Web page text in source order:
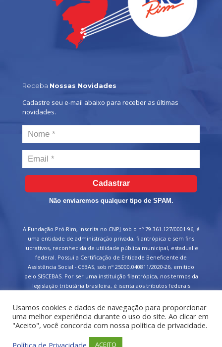
Receba Nossas Novidades
Cadastre seu e-mail abaixo para receber as últimas
novidades.
Cadastrar
Não enviaremos qualquer tipo de SPAM.
A Fundação Pró-Rim, inscrita no CNPJ sob o nº 79.361.127/0001-96, é
uma entidade de administração privada, filantrópica e sem fins
lucrativos, reconhecida de utilidade pública municipal, estadual e
federal. Possui a Certificação de Entidade Beneficente de
Assistência Social - CEBAS, sob nº 25000.040811/2020-26, emitido
pelo SISCEBAS. Por ser uma instituição filantrópica, nos termos da
legislação tributária brasileira, é isenta aos tributos federais
Usamos cookies e dados de navegação para proporcionar
uma melhor experiência durante o uso do site. Ao clicar em
"Aceito", você concorda com nossa política de privacidade.
Política de Privacidade
ACEITO